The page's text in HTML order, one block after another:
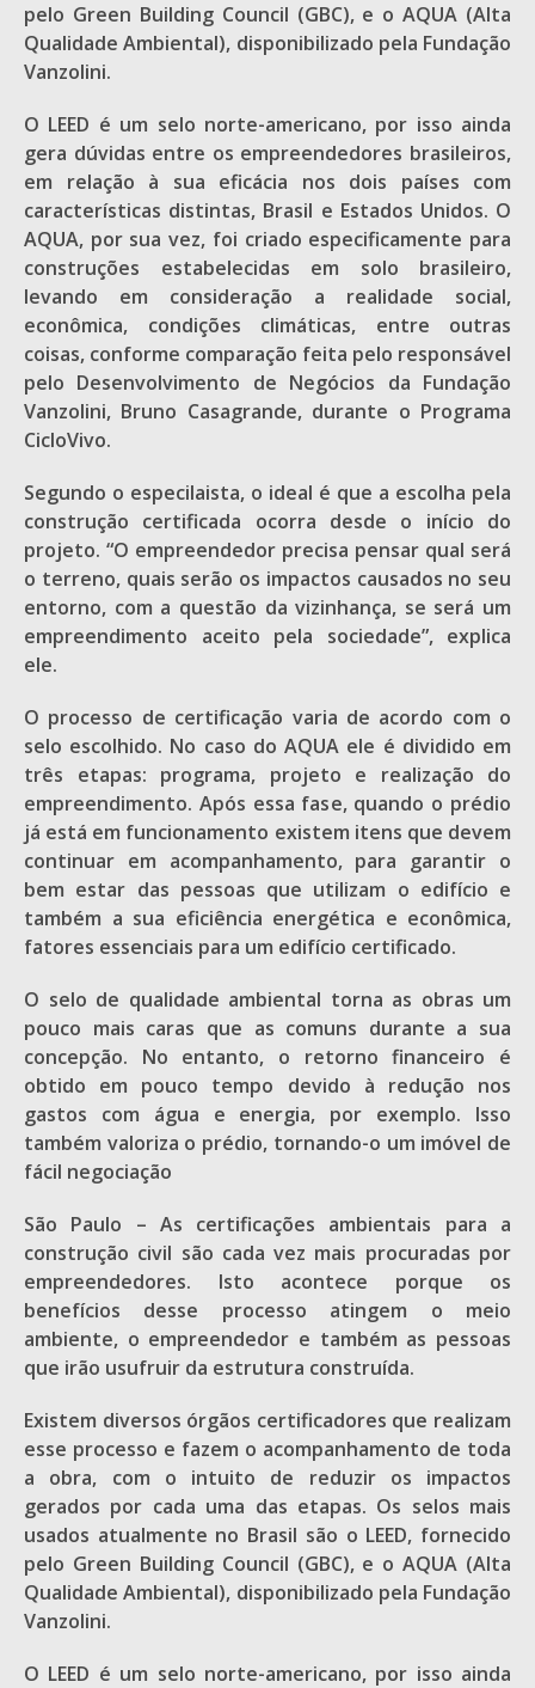
pelo Green Building Council (GBC), e o AQUA (Alta
Qualidade Ambiental), disponibilizado pela Fundação
Vanzolini.
O LEED é um selo norte-americano, por isso ainda
gera dúvidas entre os empreendedores brasileiros,
em relação à sua eficácia nos dois países com
características distintas, Brasil e Estados Unidos. O
AQUA, por sua vez, foi criado especificamente para
construções estabelecidas em solo brasileiro,
levando em consideração a realidade social,
econômica, condições climáticas, entre outras
coisas, conforme comparação feita pelo responsável
pelo Desenvolvimento de Negócios da Fundação
Vanzolini, Bruno Casagrande, durante o Programa
CicloVivo.
Segundo o especilaista, o ideal é que a escolha pela
construção certificada ocorra desde o início do
projeto. “O empreendedor precisa pensar qual será
o terreno, quais serão os impactos causados no seu
entorno, com a questão da vizinhança, se será um
empreendimento aceito pela sociedade”, explica
ele.
O processo de certificação varia de acordo com o
selo escolhido. No caso do AQUA ele é dividido em
três etapas: programa, projeto e realização do
empreendimento. Após essa fase, quando o prédio
já está em funcionamento existem itens que devem
continuar em acompanhamento, para garantir o
bem estar das pessoas que utilizam o edifício e
também a sua eficiência energética e econômica,
fatores essenciais para um edifício certificado.
O selo de qualidade ambiental torna as obras um
pouco mais caras que as comuns durante a sua
concepção. No entanto, o retorno financeiro é
obtido em pouco tempo devido à redução nos
gastos com água e energia, por exemplo. Isso
também valoriza o prédio, tornando-o um imóvel de
fácil negociação
São Paulo – As certificações ambientais para a
construção civil são cada vez mais procuradas por
empreendedores. Isto acontece porque os
benefícios desse processo atingem o meio
ambiente, o empreendedor e também as pessoas
que irão usufruir da estrutura construída.
Existem diversos órgãos certificadores que realizam
esse processo e fazem o acompanhamento de toda
a obra, com o intuito de reduzir os impactos
gerados por cada uma das etapas. Os selos mais
usados atualmente no Brasil são o LEED, fornecido
pelo Green Building Council (GBC), e o AQUA (Alta
Qualidade Ambiental), disponibilizado pela Fundação
Vanzolini.
O LEED é um selo norte-americano, por isso ainda